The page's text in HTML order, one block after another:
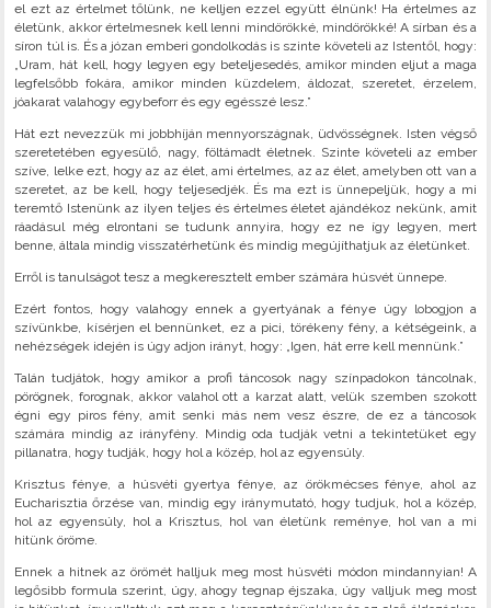
el ezt az értelmet tőlünk, ne kelljen ezzel együtt élnünk! Ha értelmes az
életünk, akkor értelmesnek kell lenni mindörökké, mindörökké! A sírban és a
síron túl is. És a józan emberi gondolkodás is szinte követeli az Istentől, hogy:
„Uram, hát kell, hogy legyen egy beteljesedés, amikor minden eljut a maga
legfelsőbb fokára, amikor minden küzdelem, áldozat, szeretet, érzelem,
jóakarat valahogy egybeforr és egy egésszé lesz.”
Hát ezt nevezzük mi jobbhíján mennyországnak, üdvösségnek. Isten végső
szeretetében egyesülő, nagy, föltámadt életnek. Szinte követeli az ember
szíve, lelke ezt, hogy az az élet, ami értelmes, az az élet, amelyben ott van a
szeretet, az be kell, hogy teljesedjék. És ma ezt is ünnepeljük, hogy a mi
teremtő Istenünk az ilyen teljes és értelmes életet ajándékoz nekünk, amit
ráadásul még elrontani se tudunk annyira, hogy ez ne így legyen, mert
benne, általa mindig visszatérhetünk és mindig megújíthatjuk az életünket.
Erről is tanulságot tesz a megkeresztelt ember számára húsvét ünnepe.
Ezért fontos, hogy valahogy ennek a gyertyának a fénye úgy lobogjon a
szívünkbe, kísérjen el bennünket, ez a pici, törékeny fény, a kétségeink, a
nehézségek idején is úgy adjon irányt, hogy: „Igen, hát erre kell mennünk.”
Talán tudjátok, hogy amikor a profi táncosok nagy színpadokon táncolnak,
pörögnek, forognak, akkor valahol ott a karzat alatt, velük szemben szokott
égni egy piros fény, amit senki más nem vesz észre, de ez a táncosok
számára mindig az irányfény. Mindig oda tudják vetni a tekintetüket egy
pillanatra, hogy tudják, hogy hol a közép, hol az egyensúly.
Krisztus fénye, a húsvéti gyertya fénye, az örökmécses fénye, ahol az
Eucharisztia őrzése van, mindig egy iránymutató, hogy tudjuk, hol a közép,
hol az egyensúly, hol a Krisztus, hol van életünk reménye, hol van a mi
hitünk öröme.
Ennek a hitnek az örömét halljuk meg most húsvéti módon mindannyian! A
legősibb formula szerint, úgy, ahogy tegnap éjszaka, úgy valljuk meg most